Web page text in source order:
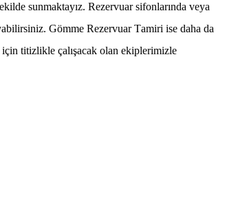
sunmaktayız. Rezervuar sifonlarında veya
Gömme Rezervuar Tamiri ise daha da
titizlikle çalışacak olan ekiplerimizle